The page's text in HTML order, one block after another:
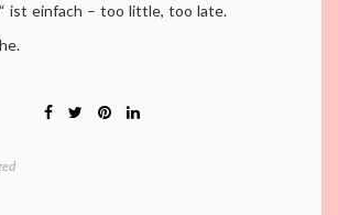
ist einfach – too little, too late.